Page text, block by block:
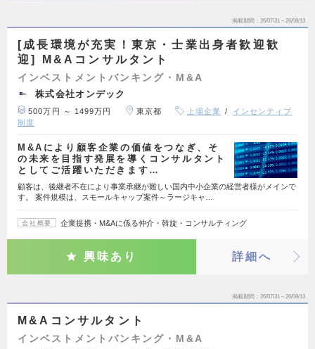
掲載期間 26/07/31～26/08/13
[成長環境が充実！東京・士業出身者歓迎歓
迎] M&Aコンサルタント
インベストメントバンキング・M&A
株式会社オンデック
500万円 ～ 1499万円 東京都 上場企業
インセンティブ
制度
M&Aにより顧客企業の価値をつなぎ、そ
の未来を目指す発展を導くコンサルタント
としてご活躍いただきます…
顧客は、後継者不在により事業承継が難しい国内中小企業の経営者様がメインで
す。 案件規模は、スモールキャップ案件～ラージキャ…
会社概要 企業提携・M&Aに係る仲介・斡旋・コンサルティング
興味あり 詳細へ
掲載期間 26/07/31～26/08/13
M&Aコンサルタント
インベストメントバンキング・M&A